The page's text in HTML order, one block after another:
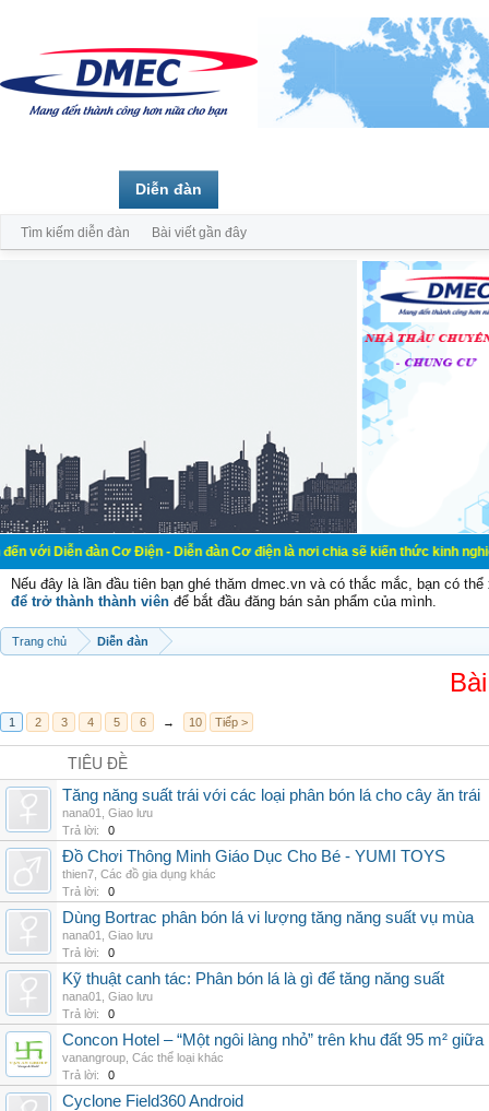
đàn Cơ Điện - Diễn đàn Cơ điện là nơi chia sẽ kiến thức kinh nghiệm trong
Nếu đây là lần đầu tiên bạn ghé thăm dmec.vn và có thắc mắc, bạn có
để trở thành thành viên để bắt đầu đăng bán sản phẩm của mình.
Trang chủ Diễn đàn
1 2 3 4 5 6 → 10 Tiếp >
TIÊU ĐỀ
Tăng năng suất trái với các loại phân bón lá cho cây ăn trái
nana01
Giao lưu
Trả lời:
0
Đồ Chơi Thông Minh Giáo Dục Cho Bé - YUMI TOYS
thien7 Các đồ gia dụng khác
Trả lời:
0
Dùng Bortrac phân bón lá vi lượng tăng năng suất vụ mùa
nana01
Giao lưu
Trả lời:
0
Kỹ thuật canh tác: Phân bón lá là gì để tăng năng suất
nana01
Giao lưu
Trả lời:
0
Concon Hotel – “Một ngôi làng nhỏ” trên khu đất 95 m²
vanangroup Các thể loại khác
Trả lời:
0
Cyclone Field360 Android
Diễn đàn
Tìm kiếm diễn đàn Bài viết gần đây